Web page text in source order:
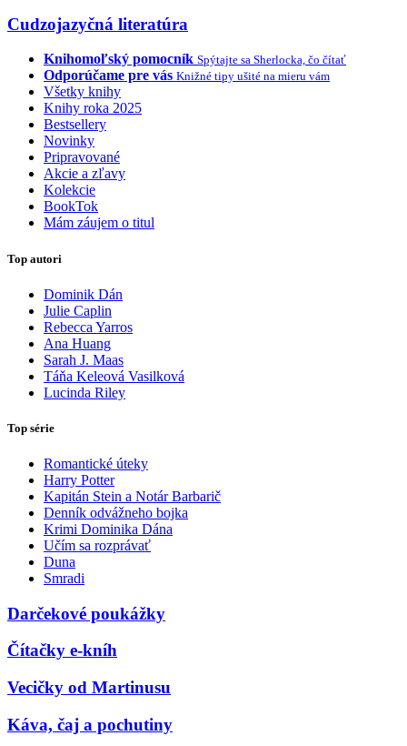
Cudzojazyčná literatúra
Knihomoľský pomocník Spýtajte sa Sherlocka, čo čítať
Odporúčame pre vás Knižné tipy ušité na mieru vám
Všetky knihy
Knihy roka 2025
Bestsellery
Novinky
Pripravované
Akcie a zľavy
Kolekcie
BookTok
Mám záujem o titul
Top autori
Dominik Dán
Julie Caplin
Rebecca Yarros
Ana Huang
Sarah J. Maas
Táňa Keleová Vasilková
Lucinda Riley
Top série
Romantické úteky
Harry Potter
Kapitán Stein a Notár Barbarič
Denník odvážneho bojka
Krimi Dominika Dána
Učím sa rozprávať
Duna
Smradi
Darčekové poukážky
Čítačky e-kníh
Vecičky od Martinusu
Káva, čaj a pochutiny